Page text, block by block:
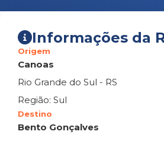
Informações da
Origem
Canoas
Rio Grande do Sul - RS
Região: Sul
Destino
Bento Gonçalves